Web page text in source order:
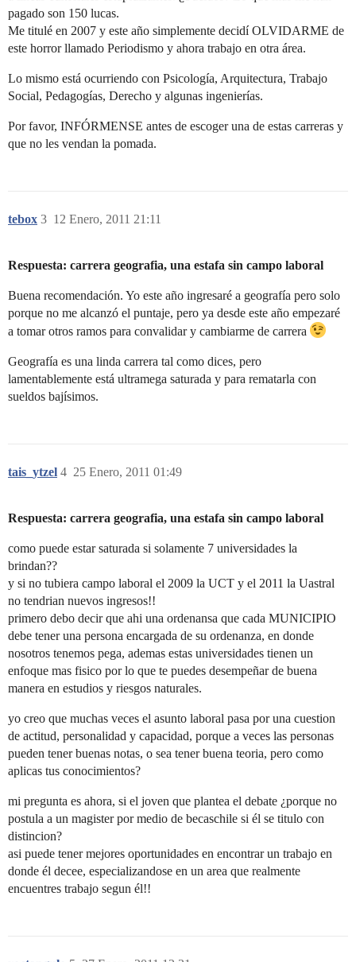
pagado son 150 lucas.
Me titulé en 2007 y este año simplemente decidí OLVIDARME de
este horror llamado Periodismo y ahora trabajo en otra área.
Lo mismo está ocurriendo con Psicología, Arquitectura, Trabajo
Social, Pedagogías, Derecho y algunas ingenierías.
Por favor, INFÓRMENSE antes de escoger una de estas carreras y
que no les vendan la pomada.
tebox 12 Enero, 2011 21:11
3
Respuesta: carrera geografia, una estafa sin campo laboral
Buena recomendación. Yo este año ingresaré a geografía pero solo
porque no me alcanzó el puntaje, pero ya desde este año empezaré
a tomar otros ramos para convalidar y cambiarme de carrera
Geografía es una linda carrera tal como dices, pero
lamentablemente está ultramega saturada y para rematarla con
sueldos bajísimos.
tais_ytzel 25 Enero, 2011 01:49
4
Respuesta: carrera geografia, una estafa sin campo laboral
como puede estar saturada si solamente 7 universidades la
brindan??
y si no tubiera campo laboral el 2009 la UCT y el 2011 la Uastral
no tendrian nuevos ingresos!!
primero debo decir que ahi una ordenansa que cada MUNICIPIO
debe tener una persona encargada de su ordenanza, en donde
nosotros tenemos pega, ademas estas universidades tienen un
enfoque mas fisico por lo que te puedes desempeñar de buena
manera en estudios y riesgos naturales.
yo creo que muchas veces el asunto laboral pasa por una cuestion
de actitud, personalidad y capacidad, porque a veces las personas
pueden tener buenas notas, o sea tener buena teoria, pero como
aplicas tus conocimientos?
mi pregunta es ahora, si el joven que plantea el debate ¿porque no
postula a un magister por medio de becaschile si él se titulo con
distincion?
asi puede tener mejores oportunidades en encontrar un trabajo en
donde él decee, especializandose en un area que realmente
encuentres trabajo segun él!!